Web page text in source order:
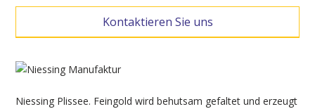
Kontaktieren Sie uns
Niessing Plissee. Feingold wird behutsam gefaltet und erzeugt